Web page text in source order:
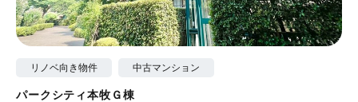
リノベ向き物件 中古マンション
パークシティ本牧Ｇ棟